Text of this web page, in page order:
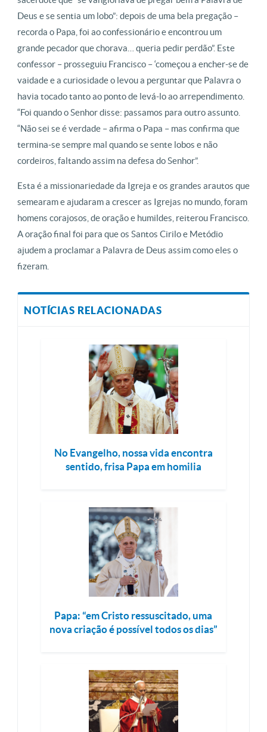
Deus e se sentia um lobo”: depois de uma bela pregação –
recorda o Papa, foi ao confessionário e encontrou um
grande pecador que chorava… queria pedir perdão”. Este
confessor – prosseguiu Francisco – ‘começou a encher-se de
vaidade e a curiosidade o levou a perguntar que Palavra o
havia tocado tanto ao ponto de levá-lo ao arrependimento.
“Foi quando o Senhor disse: passamos para outro assunto.
“Não sei se é verdade – afirma o Papa – mas confirma que
termina-se sempre mal quando se sente lobos e não
cordeiros, faltando assim na defesa do Senhor”.
Esta é a missionariedade da Igreja e os grandes arautos que
semearam e ajudaram a crescer as Igrejas no mundo, foram
homens corajosos, de oração e humildes, reiterou Francisco.
A oração final foi para que os Santos Cirilo e Metódio
ajudem a proclamar a Palavra de Deus assim como eles o
fizeram.
NOTÍCIAS RELACIONADAS
No Evangelho, nossa vida encontra
sentido, frisa Papa em homilia
Papa: “em Cristo ressuscitado, uma
nova criação é possível todos os dias”